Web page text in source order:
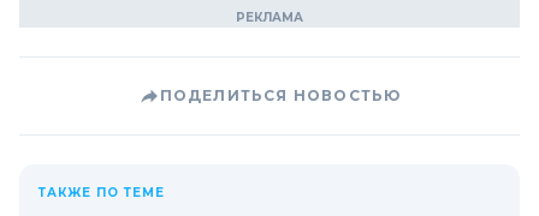
ПОДЕЛИТЬСЯ НОВОСТЬЮ
ТАКЖЕ ПО ТЕМЕ